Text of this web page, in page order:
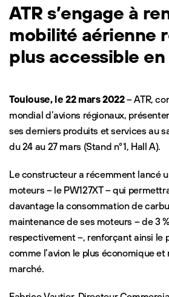
ATR s’engage à
mobilité aérienne
plus accessible
Toulouse, le 22 mars 2022– ATR,
mondial d’avions régionaux,
ses derniers produits et services au
du 24 au 27 mars (Stand n°1, Hall A).
Le constructeur a récemment lancé
moteurs – le PW127XT – qui
davantage la consommation de
maintenance de ses moteurs – de 3
respectivement –, renforçant ainsi le
comme l’avion le plus économique
marché.